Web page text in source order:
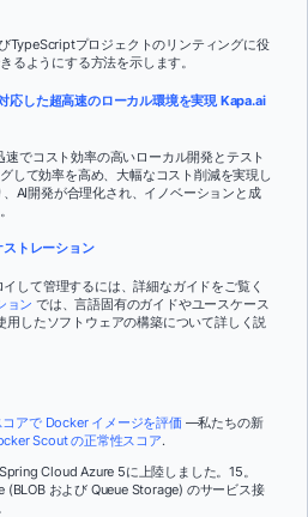
TypeScriptプロジェクトのリンティングに役
るようにする方法を示します。
応した超高速のローカル環境を実現 Kapa.ai
でコスト効率の高いローカル開発とテスト
して効率を高め、大幅なコスト削減を実現し
AI開発が合理化され、イノベーションと成
トレーション
して管理するには、詳細なガイドをご覧く
ョン では、言語固有のガイドやユースケース
したソフトウェアの構築について詳しく説
アで Docker イメージを評価 —私たちの新
Scout の正常性スコア.
Spring Cloud Azure 5に上陸しました。15。
および Queue Storage) のサービス接